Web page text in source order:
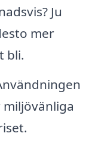
Ju
mer
bli.